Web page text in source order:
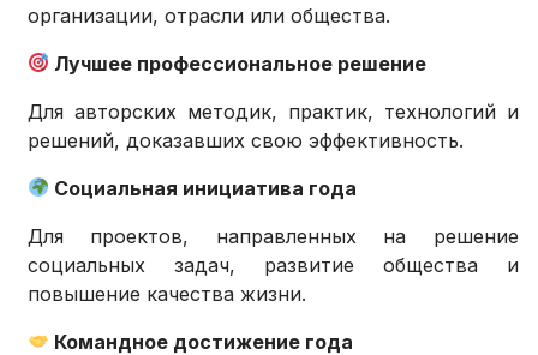
организации, отрасли или общества.
Лучшее профессиональное решение
Для авторских методик, практик, технологий и
решений, доказавших свою эффективность.
Социальная инициатива года
Для проектов, направленных на решение
социальных задач, развитие общества и
повышение качества жизни.
Командное достижение года